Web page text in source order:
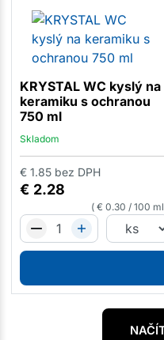
KRYSTAL WC kyslý na
keramiku s ochranou
750 ml
Skladom
€ 2.28
€ 1.85 bez DPH
€ 0.30 /100 ml